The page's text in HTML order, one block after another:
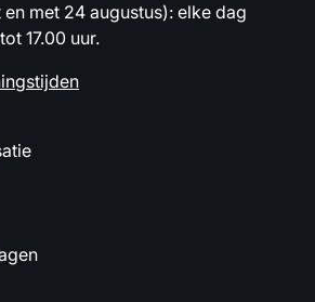
met 24 augustus): elke dag
17.00 uur.